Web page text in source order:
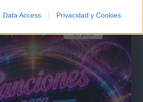
Data Access Privacidad y Cookies
Ver perfil
Ver perfil